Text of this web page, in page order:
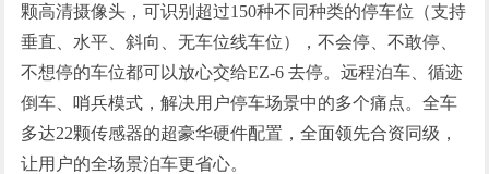
颗高清摄像头，可识别超过150种不同种类的停车位（支持
垂直、水平、斜向、无车位线车位），不会停、不敢停、
不想停的车位都可以放心交给EZ-6 去停。远程泊车、循迹
倒车、哨兵模式，解决用户停车场景中的多个痛点。全车
多达22颗传感器的超豪华硬件配置，全面领先合资同级，
让用户的全场景泊车更省心。